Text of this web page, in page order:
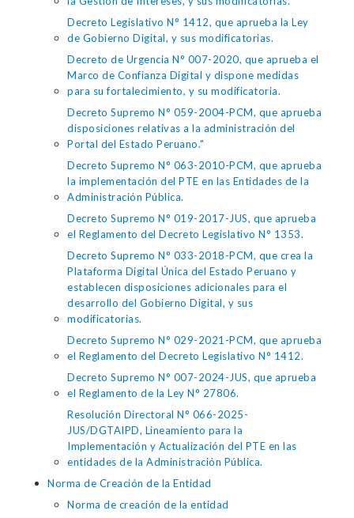
Decreto Legislativo N° 1412, que aprueba la Ley
de Gobierno Digital, y sus modificatorias.
Decreto de Urgencia N° 007-2020, que aprueba el
Marco de Confianza Digital y dispone medidas
para su fortalecimiento, y su modificatoria.
Decreto Supremo N° 059-2004-PCM, que aprueba
disposiciones relativas a la administración del
Portal del Estado Peruano."
Decreto Supremo N° 063-2010-PCM, que aprueba
la implementación del PTE en las Entidades de la
Administración Pública.
Decreto Supremo N° 019-2017-JUS, que aprueba
el Reglamento del Decreto Legislativo N° 1353.
Decreto Supremo N° 033-2018-PCM, que crea la
Plataforma Digital Única del Estado Peruano y
establecen disposiciones adicionales para el
desarrollo del Gobierno Digital, y sus
modificatorias.
Decreto Supremo N° 029-2021-PCM, que aprueba
el Reglamento del Decreto Legislativo N° 1412.
Decreto Supremo N° 007-2024-JUS, que aprueba
el Reglamento de la Ley N° 27806.
Resolución Directoral N° 066-2025-
JUS/DGTAIPD, Lineamiento para la
Implementación y Actualización del PTE en las
entidades de la Administración Pública.
Norma de Creación de la Entidad
Norma de creación de la entidad